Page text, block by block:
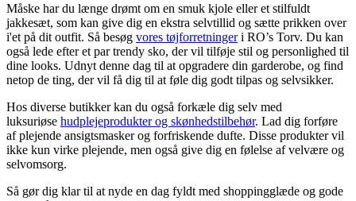
Måske har du længe drømt om en smuk kjole eller et stilfuldt
jakkesæt, som kan give dig en ekstra selvtillid og sætte prikken over
i'et på dit outfit. Så besøg vores tøjforretningeri RO’s Torv. Du kan
også lede efter et par trendy sko, der vil tilføje stil og personlighed til
dine looks. Udnyt denne dag til at opgradere din garderobe, og find
netop de ting, der vil få dig til at føle dig godt tilpas og selvsikker.
Hos diverse butikker kan du også forkæle dig selv med
luksuriøse hudplejeprodukter og skønhedstilbehør. Lad dig forføre
af plejende ansigtsmasker og forfriskende dufte. Disse produkter vil
ikke kun virke plejende, men også give dig en følelse af velvære og
selvomsorg.
Så gør dig klar til at nyde en dag fyldt med shoppingglæde og gode